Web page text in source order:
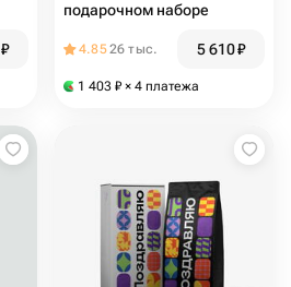
₽
подарочном наборе
4.8526 тыс. 5 610₽
1 403 ₽ × 4 платежа